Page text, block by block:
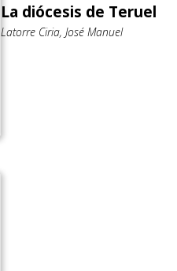
La diócesis de Teruel
Latorre Ciria, José Manuel